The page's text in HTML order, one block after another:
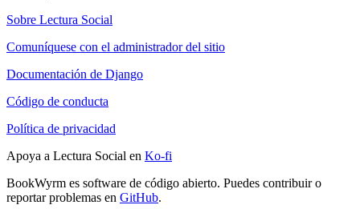
Sobre Lectura Social
Comuníquese con el administrador del sitio
Documentación de Django
Código de conducta
Política de privacidad
Apoya a Lectura Social en Ko-fi
BookWyrm es software de código abierto. Puedes contribuir o
reportar problemas en GitHub.